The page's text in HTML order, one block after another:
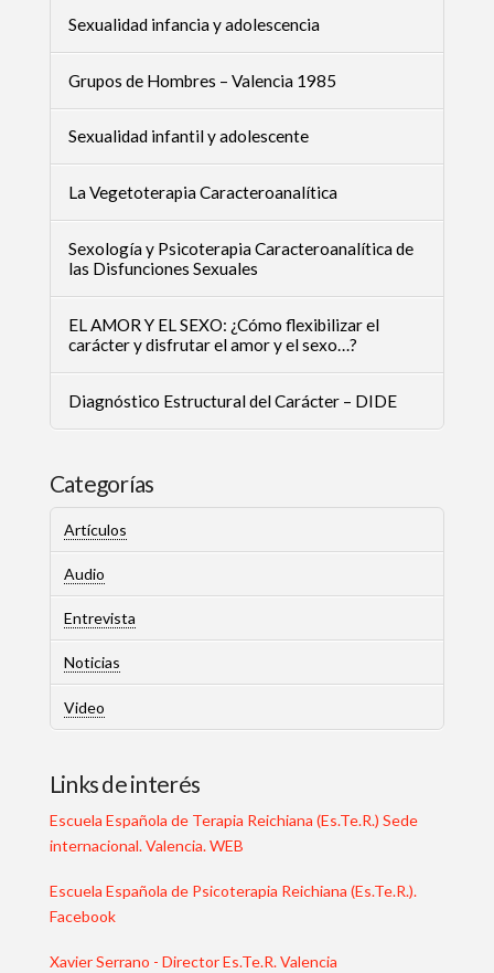
Sexualidad infancia y adolescencia
Grupos de Hombres – Valencia 1985
Sexualidad infantil y adolescente
La Vegetoterapia Caracteroanalítica
Sexología y Psicoterapia Caracteroanalítica de
las Disfunciones Sexuales
EL AMOR Y EL SEXO: ¿Cómo flexibilizar el
carácter y disfrutar el amor y el sexo…?
Diagnóstico Estructural del Carácter – DIDE
Categorías
Artículos
Audio
Entrevista
Noticias
Video
Links de interés
Escuela Española de Terapia Reichiana (Es.Te.R.) Sede
internacional. Valencia. WEB
Escuela Española de Psicoterapia Reichiana (Es.Te.R.).
Facebook
Xavier Serrano - Director Es.Te.R. Valencia